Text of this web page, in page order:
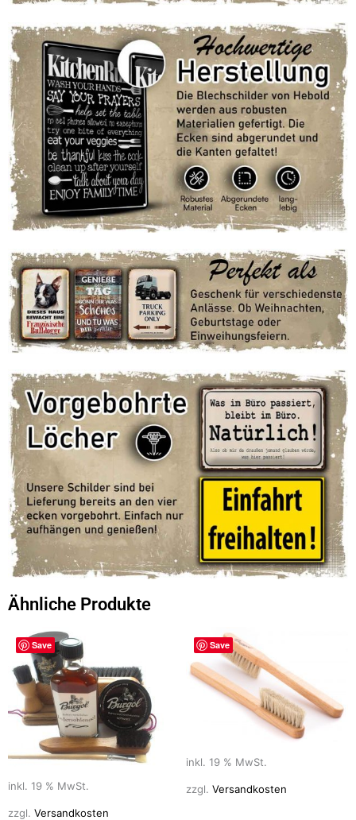
Ähnliche Produkte
Save
inkl. 19 % MwSt.
zzgl. Versandkosten
Save
inkl. 19 % MwSt.
zzgl. Versandkosten